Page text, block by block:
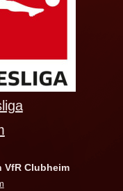
VfR Clubheim